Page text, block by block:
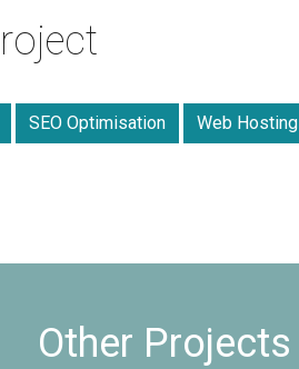
SEO Optimisation Web Hosting
Other Projects